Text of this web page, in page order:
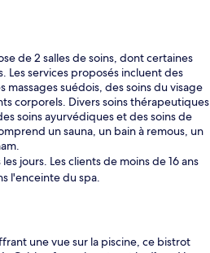
de 2 salles de soins, dont certaines
Les services proposés incluent des
massages suédois, des soins du visage
corporels. Divers soins thérapeutiques
soins ayurvédiques et des soins de
un sauna, un bain à remous, un
jours. Les clients de moins de 16 ans
l'enceinte du spa.
une vue sur la piscine, ce bistrot